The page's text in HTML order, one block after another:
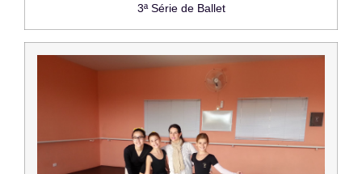
3ª Série de Ballet